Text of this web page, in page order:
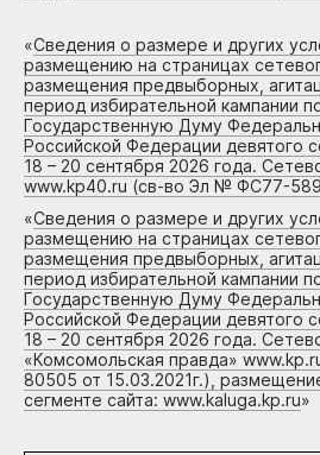
«Сведения о размере и других
размещению на страницах
размещения предвыборных,
период избирательной кампании
Государственную Думу
Российской Федерации девятого
18 – 20 сентября 2026 года.
www.kp40.ru (св-во Эл № ФС77-
«Сведения о размере и других
размещению на страницах
размещения предвыборных,
период избирательной кампании
Государственную Думу
Российской Федерации девятого
18 – 20 сентября 2026 года.
«Комсомольская правда»
80505 от 15.03.2021г.),
сегменте сайта: www.kaluga.kp.ru»